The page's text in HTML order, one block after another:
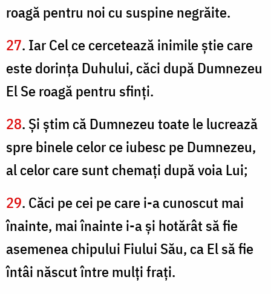
roagă pentru noi cu suspine negrăite.
27. Iar Cel ce cercetează inimile ştie care
este dorinţa Duhului, căci după Dumnezeu
El Se roagă pentru sfinţi.
28. Şi ştim că Dumnezeu toate le lucrează
spre binele celor ce iubesc pe Dumnezeu,
al celor care sunt chemaţi după voia Lui;
29. Căci pe cei pe care i-a cunoscut mai
înainte, mai înainte i-a şi hotărât să fie
asemenea chipului Fiului Său, ca El să fie
întâi născut între mulţi fraţi.